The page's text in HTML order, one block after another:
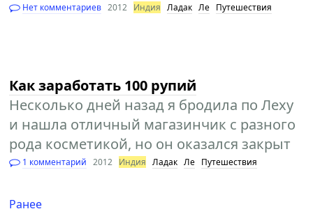
Нет комментариев 2012 Индия Ладак Ле Путешествия
Как заработать 100 рупий
Несколько дней назад я бродила по Леху
и нашла отличный магазинчик с разного
рода косметикой, но он оказался закрыт
1 комментарий 2012 Индия Ладак Ле Путешествия
Ранее